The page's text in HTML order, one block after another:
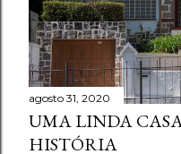
agosto 31, 2020
UMA LINDA
HISTÓRIA